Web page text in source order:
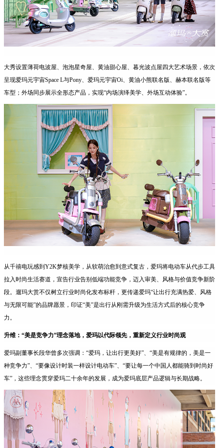
大秀设置薄荷电波屋、泡泡星奇屋、黄油甜心屋、暮光波点屋四大艺术场景，依次
呈现爱玛元宇宙Space L与Pony、爱玛元宇宙Oi、黄油小熊联名版、赫本联名版等
车型；外场同步展示全形态产品，实现“内场演绎美学、外场互动体验”。
从千禧电玩感到Y2K梦核美学，从软萌治愈到意式复古，爱玛将电动车从代步工具
拉入时尚生活赛道，宣告行业告别低端功能竞争，迈入审美、风格与价值竞争新阶
段。遛玛大赏不仅树立行业时尚化发布标杆，更传递爱玛“让出行充满热爱、风格
与无限可能”的品牌愿景，印证“美”是出行从刚需升级为生活方式后的核心竞争
力。
升维：“美是竞争力”理念落地，爱玛以代际领先，重新定义行业时尚观
爱玛副董事长段华曾多次强调：“爱玛，让出行更美好”、“美是有规律的，美是一
种竞争力”、“要像设计时装一样设计电动车”、“要让每一个中国人都能骑到时尚好
车”，这些理念贯穿爱玛二十余年的发展，成为爱玛底层产品逻辑与长期战略。